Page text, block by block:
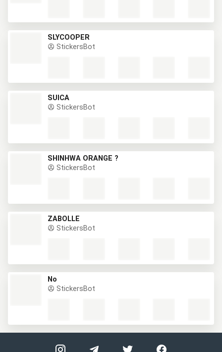
SLYCOOPER
StickersBot
SUICA
StickersBot
SHINHWA ORANGE ?
StickersBot
ZABOLLE
StickersBot
No
StickersBot